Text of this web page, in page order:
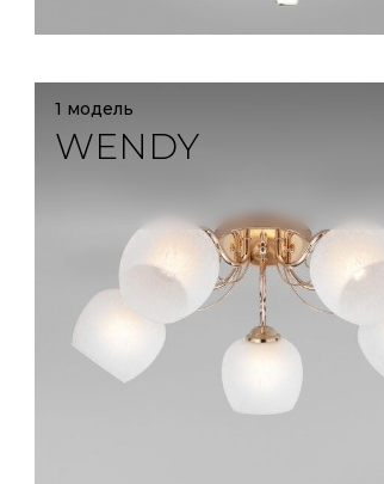
1 модель
WENDY